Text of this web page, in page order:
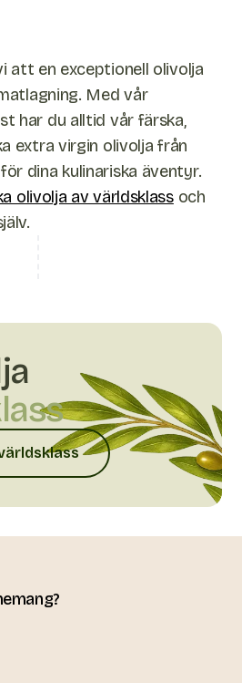
att en exceptionell olivolja
Med vår
har du alltid vår färska,
extra virgin olivolja från
dina kulinariska äventyr.
olivolja av världsklassoch